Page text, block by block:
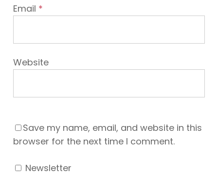
Email *
Website
Save my name, email, and website in this
browser for the next time I comment.
Newsletter